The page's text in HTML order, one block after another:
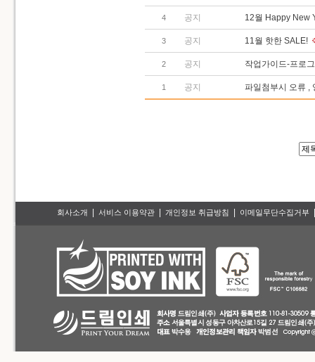
4 공지 12월 Happy New
3 공지 11월 핫한 SALE!
2 공지 작업가이드-프로
1 공지 파일첨부시 오류 ,
회사소개 |서비스 이용약관 |개인정보 취급방침 이메일무단수집거부